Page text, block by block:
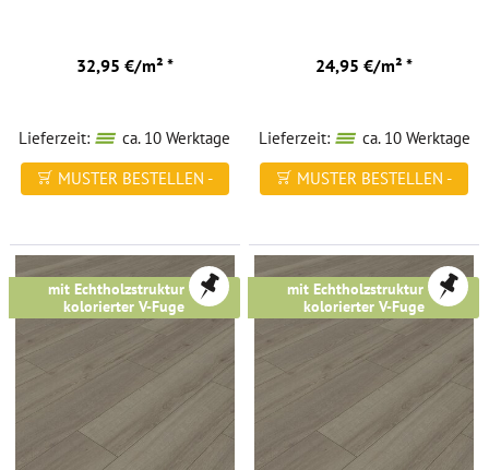
32,95 €/m² *
Lieferzeit:
ca. 10 Werktage
MUSTER BESTELLEN -
24,95 €/m² *
Lieferzeit:
ca. 10 Werktage
MUSTER BESTELLEN -
mit Echtholzstruktur &
kolorierter V-Fuge
mit Echtholzstruktur &
kolorierter V-Fuge